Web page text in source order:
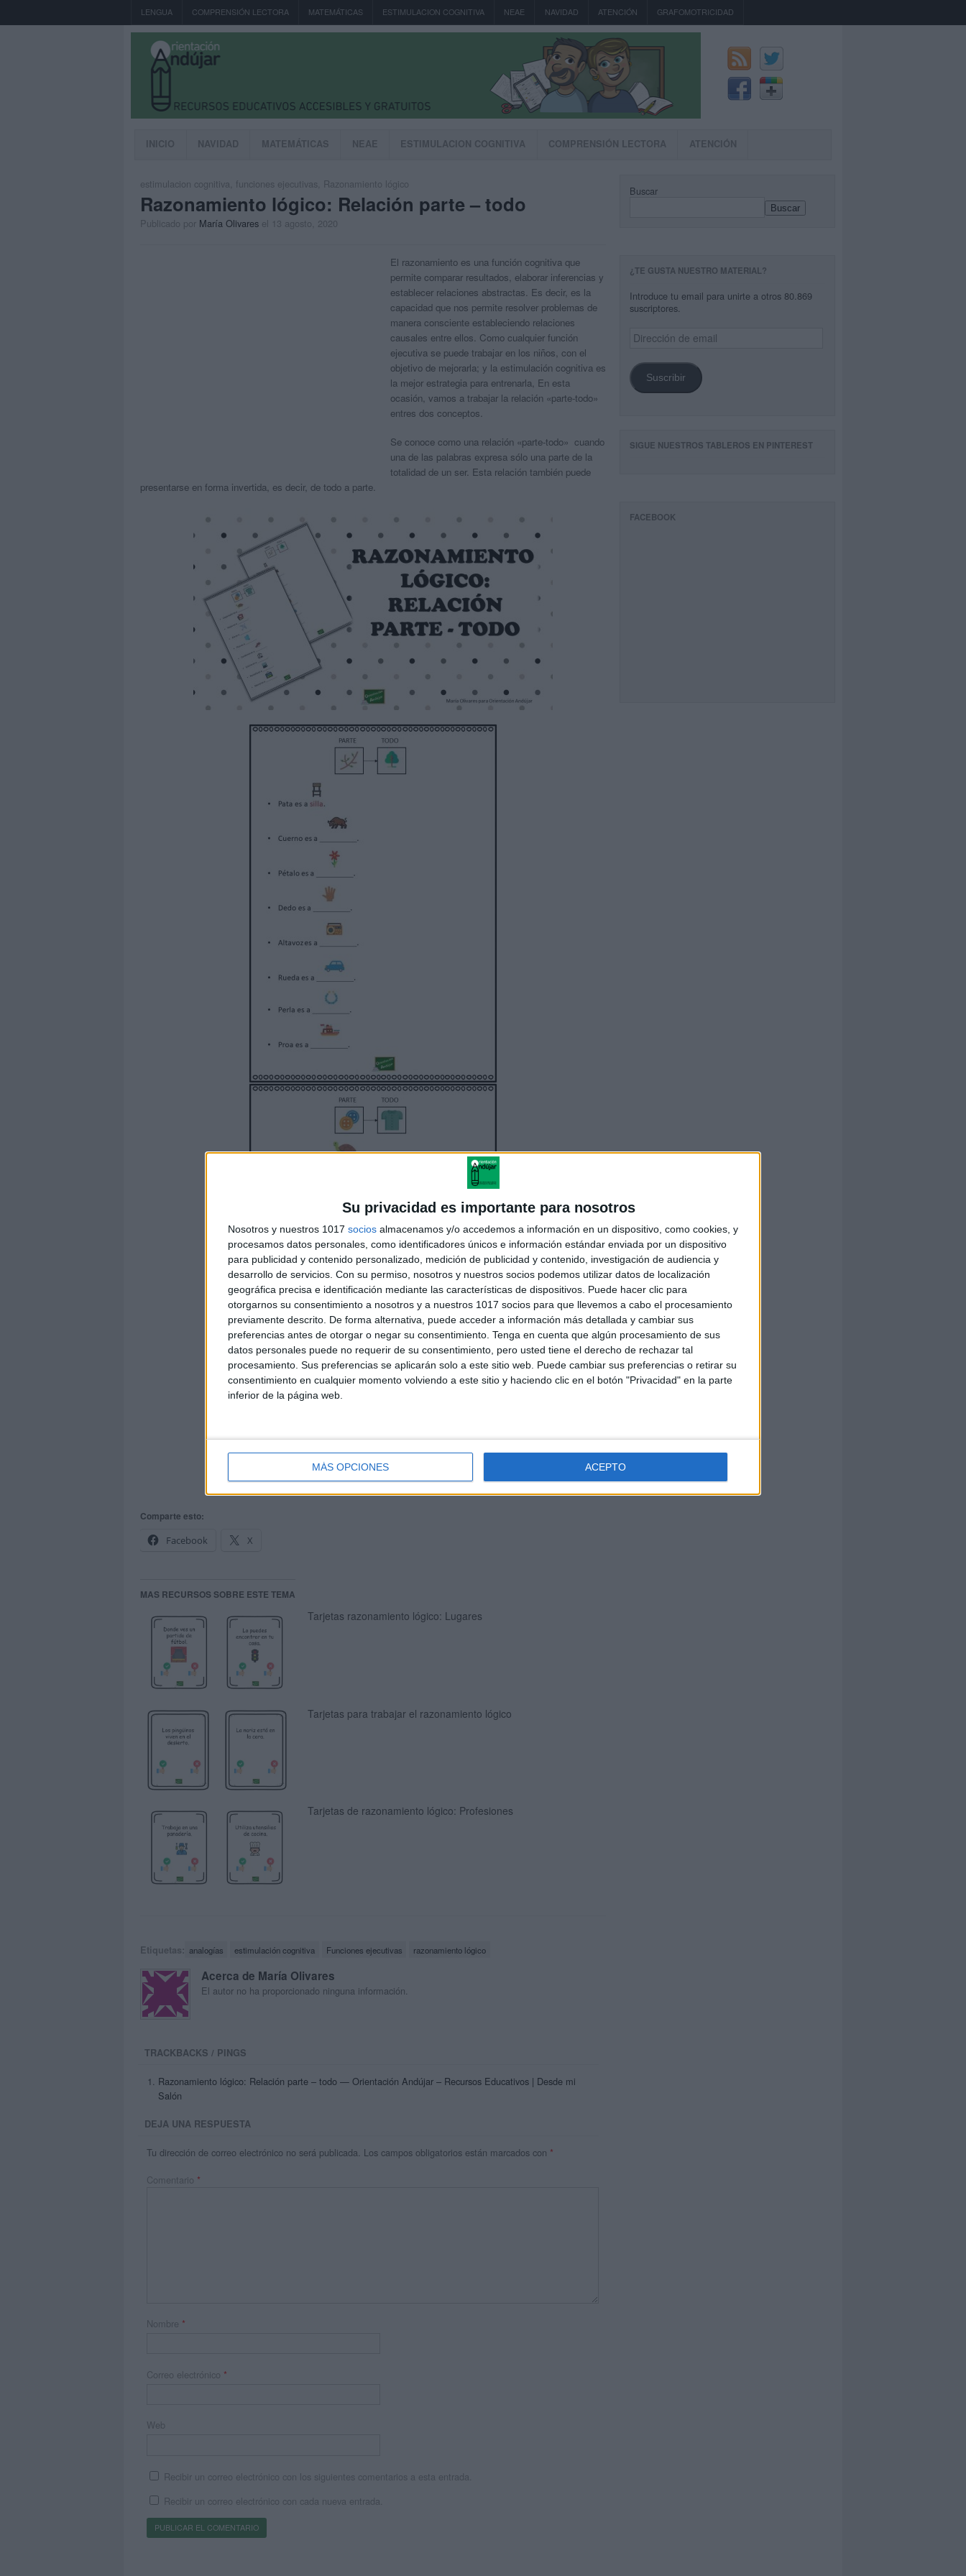
Su privacidad es importante para nosotros
Nosotros y nuestros 1017 socios almacenamos y/o accedemos a información en un dispositivo, como cookies, y
procesamos datos personales, como identificadores únicos e información estándar enviada por un dispositivo
para publicidad y contenido personalizado, medición de publicidad y contenido, investigación de audiencia y
desarrollo de servicios. Con su permiso, nosotros y nuestros socios podemos utilizar datos de localización
geográfica precisa e identificación mediante las características de dispositivos. Puede hacer clic para
otorgarnos su consentimiento a nosotros y a nuestros 1017 socios para que llevemos a cabo el procesamiento
previamente descrito. De forma alternativa, puede acceder a información más detallada y cambiar sus
preferencias antes de otorgar o negar su consentimiento. Tenga en cuenta que algún procesamiento de sus
datos personales puede no requerir de su consentimiento, pero usted tiene el derecho de rechazar tal
procesamiento. Sus preferencias se aplicarán solo a este sitio web. Puede cambiar sus preferencias o retirar su
consentimiento en cualquier momento volviendo a este sitio y haciendo clic en el botón "Privacidad" en la parte
inferior de la página web.
MÁS OPCIONES ACEPTO
LENGUA COMPRENSIÓN LECTORA MATEMÁTICAS ESTIMULACION COGNITIVA NEAE NAVIDAD ATENCIÓN GRAFOMOTRICIDAD
INICIO NAVIDAD MATEMÁTICAS NEAE ESTIMULACION COGNITIVA COMPRENSIÓN LECTORA ATENCIÓN
estimulacion cognitiva funciones ejecutivas Razonamiento lógico
Razonamiento lógico: Relación parte – todo
Publicado por María Olivares el 13 agosto, 2020
El razonamiento es una función cognitiva que
permite comparar resultados, elaborar inferencias y
establecer relaciones abstractas. Es decir, es la
capacidad que nos permite resolver problemas de
manera consciente estableciendo relaciones
causales entre ellos. Como cualquier función
ejecutiva se puede trabajar en los niños, con el
objetivo de mejorarla; y la estimulación cognitiva es
la mejor estrategia para entrenarla, En esta
ocasión, vamos a trabajar la relación «parte-todo»
entres dos conceptos.
Se conoce como una relación «parte-todo» cuando
una de las palabras expresa sólo una parte de la
totalidad de un ser. Esta relación también puede
presentarse en forma invertida, es decir, de todo a parte.
Comparte esto:
Facebook
X
MAS RECURSOS SOBRE ESTE TEMA
Tarjetas razonamiento lógico: Lugares
Tarjetas para trabajar el razonamiento lógico
Tarjetas de razonamiento lógico: Profesiones
Etiquetas: analogías estimulación cognitiva Funciones ejecutivas razonamiento lógico
Acerca de María Olivares
El autor no ha proporcionado ninguna información.
TRACKBACKS / PINGS
Razonamiento lógico: Relación parte – todo — Orientación Andújar – Recursos Educativos | Desde mi
Salón
DEJA UNA RESPUESTA
Tu dirección de correo electrónico no será publicada. Los campos obligatorios están marcados con *
Comentario *
Nombre *
Correo electrónico *
Web
Recibir un correo electrónico con los siguientes comentarios a esta entrada.
Recibir un correo electrónico con cada nueva entrada.
Buscar
Buscar
¿TE GUSTA NUESTRO MATERIAL?
Introduce tu email para unirte a otros 80.869
suscriptores.
Dirección
de
Suscribir
SIGUE NUESTROS TABLEROS EN PINTEREST
FACEBOOK